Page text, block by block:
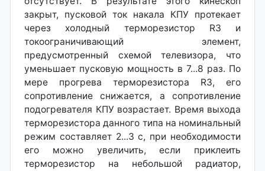
закрыт, пусковой ток накала КПУ протекает
через холодный терморезистор R3 и
токоограничивающий элемент,
предусмотренный схемой телевизора, что
уменьшает пусковую мощность в 7...8 раз. По
мере прогрева терморезистора R3, его
сопротивление снижается, а сопротивление
подогревателя КПУ возрастает. Время выхода
терморезистора данного типа на номинальный
режим составляет 2...3 с, при необходимости
его можно увеличить, если приклеить
терморезистор на небольшой радиатор,